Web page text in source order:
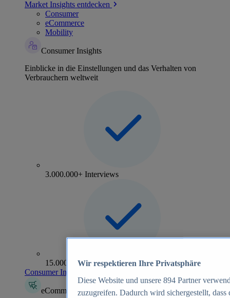
Market Insights entdecken
Consumer
eCommerce
Mobility
Consumer Insights
Einblicke in die Einstellungen und das Verhalten von
Verbrauchern weltweit
3.000.000+ Interviews
15.000+ Marken
Consumer Insights entdecken
eCommerce Insights
Wir respektieren Ihre Privatsphäre
Diese Website und unsere 894 Partner
zuzugreifen. Dadurch wird sichergestellt,